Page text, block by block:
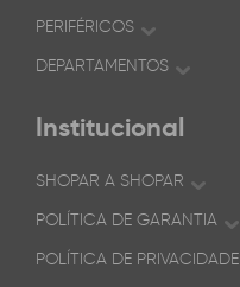
PERIFÉRICOS
DEPARTAMENTOS
Institucional
SHOPAR A SHOPAR
POLÍTICA DE GARANTIA
POLÍTICA DE PRIVACIDADE